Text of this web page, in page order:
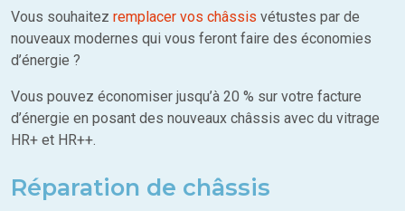
Vous souhaitez remplacer vos châssis vétustes par de
nouveaux modernes qui vous feront faire des économies
d’énergie ?
Vous pouvez économiser jusqu’à 20 % sur votre facture
d’énergie en posant des nouveaux châssis avec du vitrage
HR+ et HR++.
Réparation de châssis